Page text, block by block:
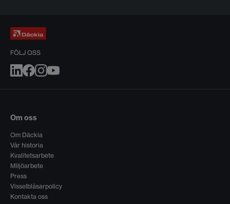
FÖLJ OSS
Om oss
Om Däckia
Vår historia
Kvalitetsarbete
Miljöarbete
Press
Visselblåsarpolicy
Kontakta oss